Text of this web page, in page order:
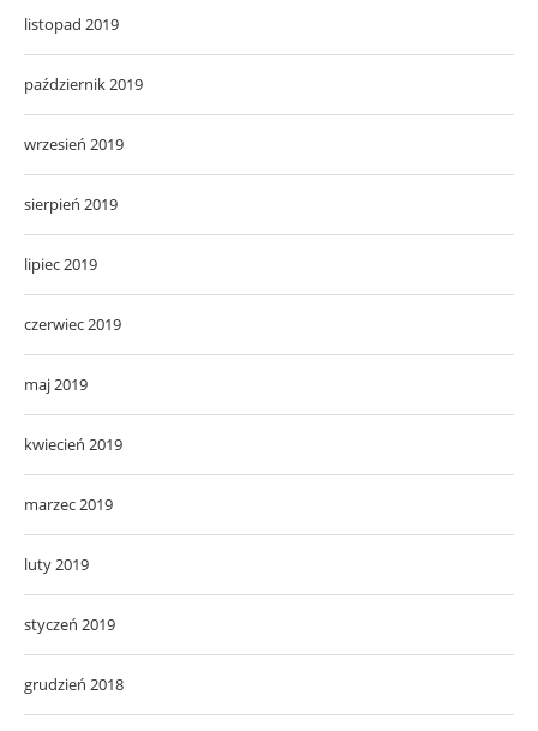
listopad 2019
październik 2019
wrzesień 2019
sierpień 2019
lipiec 2019
czerwiec 2019
maj 2019
kwiecień 2019
marzec 2019
luty 2019
styczeń 2019
grudzień 2018